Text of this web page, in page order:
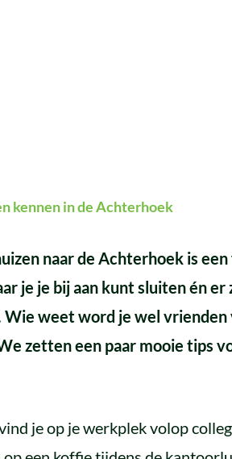
kennen in de Achterhoek
naar de Achterhoek is
je je bij aan kunt sluiten én
weet word je wel
zetten een paar mooie tips
je op je werkplek volop